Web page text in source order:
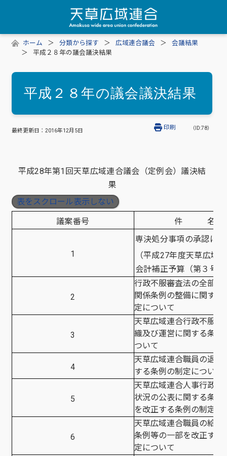
ホーム 分類から探す 広域連合議会
会議結果
平成２８年の議会議決結果
平成２８年の議会議決結果
最終更新日： 2016年12月5日 （ID:78）
印刷
平成28年第1回天草広域連合議会（定例会）議決結
果
表をスクロール表示しない
議案番号 件 名
1
専決処分事項の承認に
（平成27年度天草広域
会計補正予算（第３号
2
行政不服審査法の全部改
関係条例の整備に関する
定について
3
天草広域連合行政不服審
織及び運営に関する条例
ついて
4
天草広域連合職員の退職
する条例の制定について
5
天草広域連合人事行政の
状況の公表に関する条例
を改正する条例の制定に
6
天草広域連合職員の給与
条例等の一部を改正する
定について